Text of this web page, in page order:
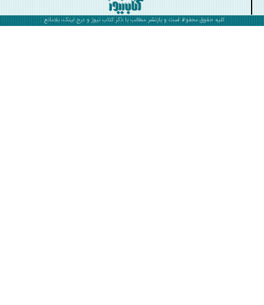
کلیه حقوق محفوظ است و بازنشر مطالب با ذکرکتاب نیوزو درج لینک، بلامانع .